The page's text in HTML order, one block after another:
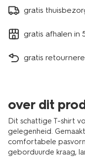
gratis
gratis afhalen in
gratis
over dit
Dit schattige T-shirt
gelegenheid.
comfortabele
geborduurde kraag,